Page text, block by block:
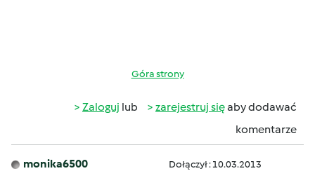
Góra strony
Zaloguj lub zarejestruj sięaby dodawać
komentarze
monika6500 Dołączył : 10.03.2013